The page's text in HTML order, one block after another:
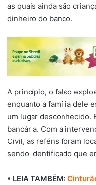
as quais ainda são
dinheiro do banco.
A princípio, o falso
enquanto a família dele
um lugar desconhecido.
bancária. Com a
Civil, as reféns foram
sendo identificado que
• LEIA TAMBÉM: